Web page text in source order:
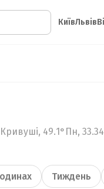
КиївЛьвів
49.1°Пн,
Тиждень